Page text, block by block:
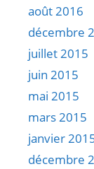
août 2016
décembre
juillet 2015
juin 2015
mai 2015
mars 2015
janvier
décembre